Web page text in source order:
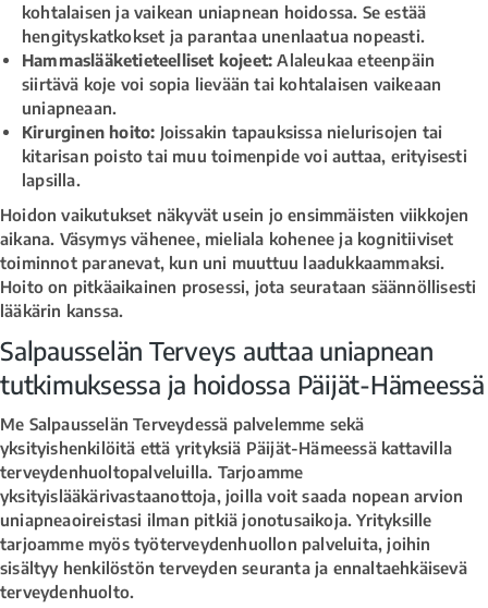
kohtalaisen ja vaikean uniapnean hoidossa. Se estää
hengityskatkokset ja parantaa unenlaatua nopeasti.
Hammaslääketieteelliset kojeet: Alaleukaa eteenpäin
siirtävä koje voi sopia lievään tai kohtalaisen vaikeaan
uniapneaan.
Kirurginen hoito: Joissakin tapauksissa nielurisojen tai
kitarisan poisto tai muu toimenpide voi auttaa, erityisesti
lapsilla.
Hoidon vaikutukset näkyvät usein jo ensimmäisten viikkojen
aikana. Väsymys vähenee, mieliala kohenee ja kognitiiviset
toiminnot paranevat, kun uni muuttuu laadukkaammaksi.
Hoito on pitkäaikainen prosessi, jota seurataan säännöllisesti
lääkärin kanssa.
Salpausselän Terveys auttaa uniapnean
tutkimuksessa ja hoidossa Päijät-Hämeessä
Me Salpausselän Terveydessä palvelemme sekä
yksityishenkilöitä että yrityksiä Päijät-Hämeessä kattavilla
terveydenhuoltopalveluilla. Tarjoamme
yksityislääkärivastaanottoja, joilla voit saada nopean arvion
uniapneaoireistasi ilman pitkiä jonotusaikoja. Yrityksille
tarjoamme myös työterveydenhuollon palveluita, joihin
sisältyy henkilöstön terveyden seuranta ja ennaltaehkäisevä
terveydenhuolto.